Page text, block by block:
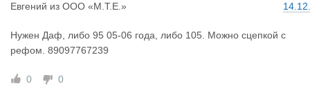
Евгений из ООО «М.Т.Е.»
Нужен Даф, либо 95 05-06 года, либо 105. Можно сцепкой с
рефом. 89097767239
0 0